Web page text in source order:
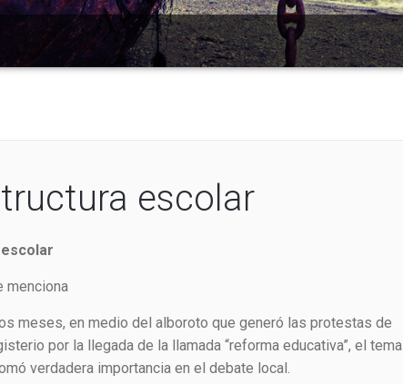
escolar
menciona
meses, en medio del alboroto que generó las protestas de
por la llegada de la llamada “reforma educativa”, el tema
verdadera importancia en el debate local.